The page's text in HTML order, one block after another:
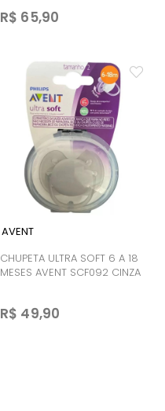
R$ 65,90
AVENT
CHUPETA ULTRA SOFT 6 A 18
MESES AVENT SCF092 CINZA
R$ 49,90